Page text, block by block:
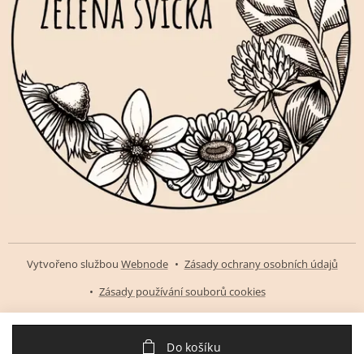
Do košíku
Vytvořeno službou Webnode
Zásady ochrany osobních údajů
Zásady používání souborů cookies